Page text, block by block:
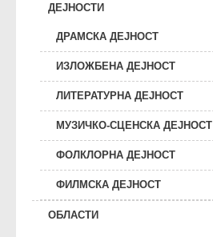
ДЕЈНОСТИ
ДРАМСКА ДЕЈНОСТ
ИЗЛОЖБЕНА ДЕЈНОСТ
ЛИТЕРАТУРНА ДЕЈНОСТ
МУЗИЧКО-СЦЕНСКА ДЕЈНОСТ
ФОЛКЛОРНА ДЕЈНОСТ
ФИЛМСКА ДЕЈНОСТ
ОБЛАСТИ